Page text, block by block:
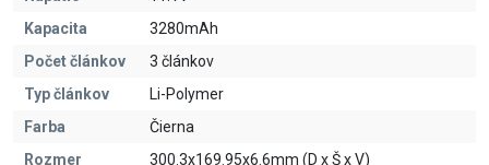
Kapacita
3280mAh
Počet článkov
3 článkov
Typ článkov
Li-Polymer
Farba
Čierna
Rozmer
300.3x169.95x6.6mm (D x Š x V)